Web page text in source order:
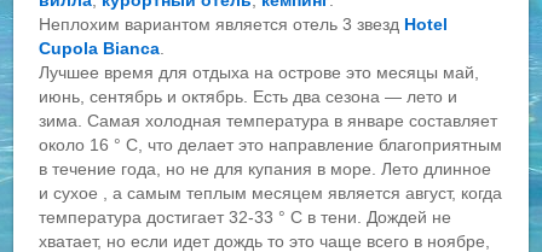
Неплохим вариантом является отель 3 звезд Hotel
Cupola Bianca
Лучшее время для отдыха на острове это месяцы май,
июнь, сентябрь и октябрь. Есть два сезона — лето и
зима. Самая холодная температура в январе составляет
около 16 ° C, что делает это направление благоприятным
в течение года, но не для купания в море. Лето длинное
и сухое , а самым теплым месяцем является август, когда
температура достигает 32-33 ° С в тени. Дождей не
хватает, но если идет дождь то это чаще всего в ноябре,